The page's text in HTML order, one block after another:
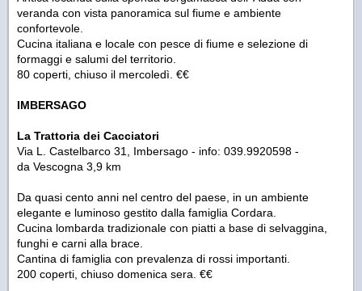
veranda con vista panoramica sul fiume e ambiente
confortevole.
Cucina italiana e locale con pesce di fiume e selezione di
formaggi e salumi del territorio.
80 coperti, chiuso il mercoledì. €€
IMBERSAGO
La Trattoria dei Cacciatori
Via L. Castelbarco 31, Imbersago - info: 039.9920598 -
da Vescogna 3,9 km
Da quasi cento anni nel centro del paese, in un ambiente
elegante e luminoso gestito dalla famiglia Cordara.
Cucina lombarda tradizionale con piatti a base di selvaggina,
funghi e carni alla brace.
Cantina di famiglia con prevalenza di rossi importanti.
200 coperti, chiuso domenica sera. €€